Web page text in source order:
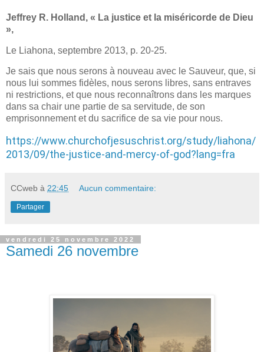
Jeffrey R. Holland, « La justice et la miséricorde de Dieu
»,
Le Liahona, septembre 2013, p. 20-25.
Je sais que nous serons à nouveau avec le Sauveur, que, si
nous lui sommes fidèles, nous serons libres, sans entraves
ni restrictions, et que nous reconnaîtrons dans les marques
dans sa chair une partie de sa servitude, de son
emprisonnement et du sacrifice de sa vie pour nous.
https://www.churchofjesuschrist.org/study/liahona/
2013/09/the-justice-and-mercy-of-god?lang=fra
CCweb à 22:45 Aucun commentaire:
Partager
vendredi 25 novembre 2022
Samedi 26 novembre